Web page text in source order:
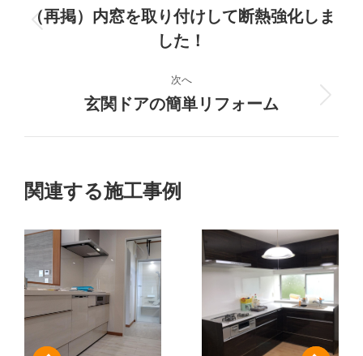
ロ
の
ナ
ビ
ゲ
ー
前
の
ロ
ジ
（再掲）内窓を取り付けして断熱強化しま
した！
次へ
次
ジ
ェ
玄関ドアの簡単リフォーム
関連する施工事例